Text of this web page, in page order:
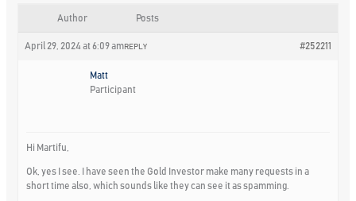
Author Posts
April 29, 2024 at 6:09 am #252211
REPLY
Matt
Participant
Hi Martifu,
Ok, yes I see. I have seen the Gold Investor make many requests in a
short time also, which sounds like they can see it as spamming.